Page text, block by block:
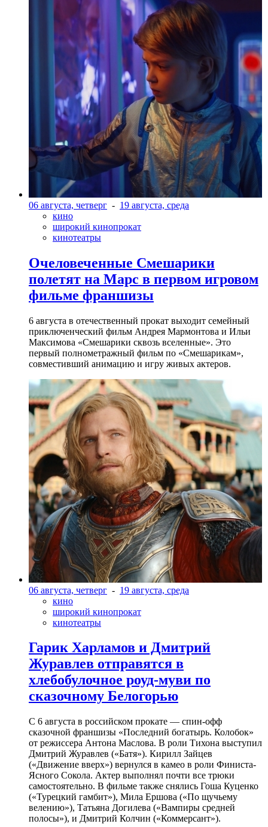
06 августа, четверг - 19 августа, среда
кино
широкий кинопрокат
кинотеатры
Очеловеченные Смешарики
полетят на Марс в первом игровом
фильме франшизы
6 августа в отечественный прокат выходит семейный
приключенческий фильм Андрея Мармонтова и Ильи
Максимова «Смешарики сквозь вселенные». Это
первый полнометражный фильм по «Смешарикам»,
совместивший анимацию и игру живых актеров.
06 августа, четверг - 19 августа, среда
кино
широкий кинопрокат
кинотеатры
Гарик Харламов и Дмитрий
Журавлев отправятся в
хлебобулочное роуд-муви по
сказочному Белогорью
С 6 августа в российском прокате — спин-офф
сказочной франшизы «Последний богатырь. Колобок»
от режиссера Антона Маслова. В роли Тихона выступил
Дмитрий Журавлев («Батя»). Кирилл Зайцев
(«Движение вверх») вернулся в камео в роли Финиста-
Ясного Сокола. Актер выполнял почти все трюки
самостоятельно. В фильме также снялись Гоша Куценко
(«Турецкий гамбит»), Мила Ершова («По щучьему
велению»), Татьяна Догилева («Вампиры средней
полосы»), и Дмитрий Колчин («Коммерсант»).